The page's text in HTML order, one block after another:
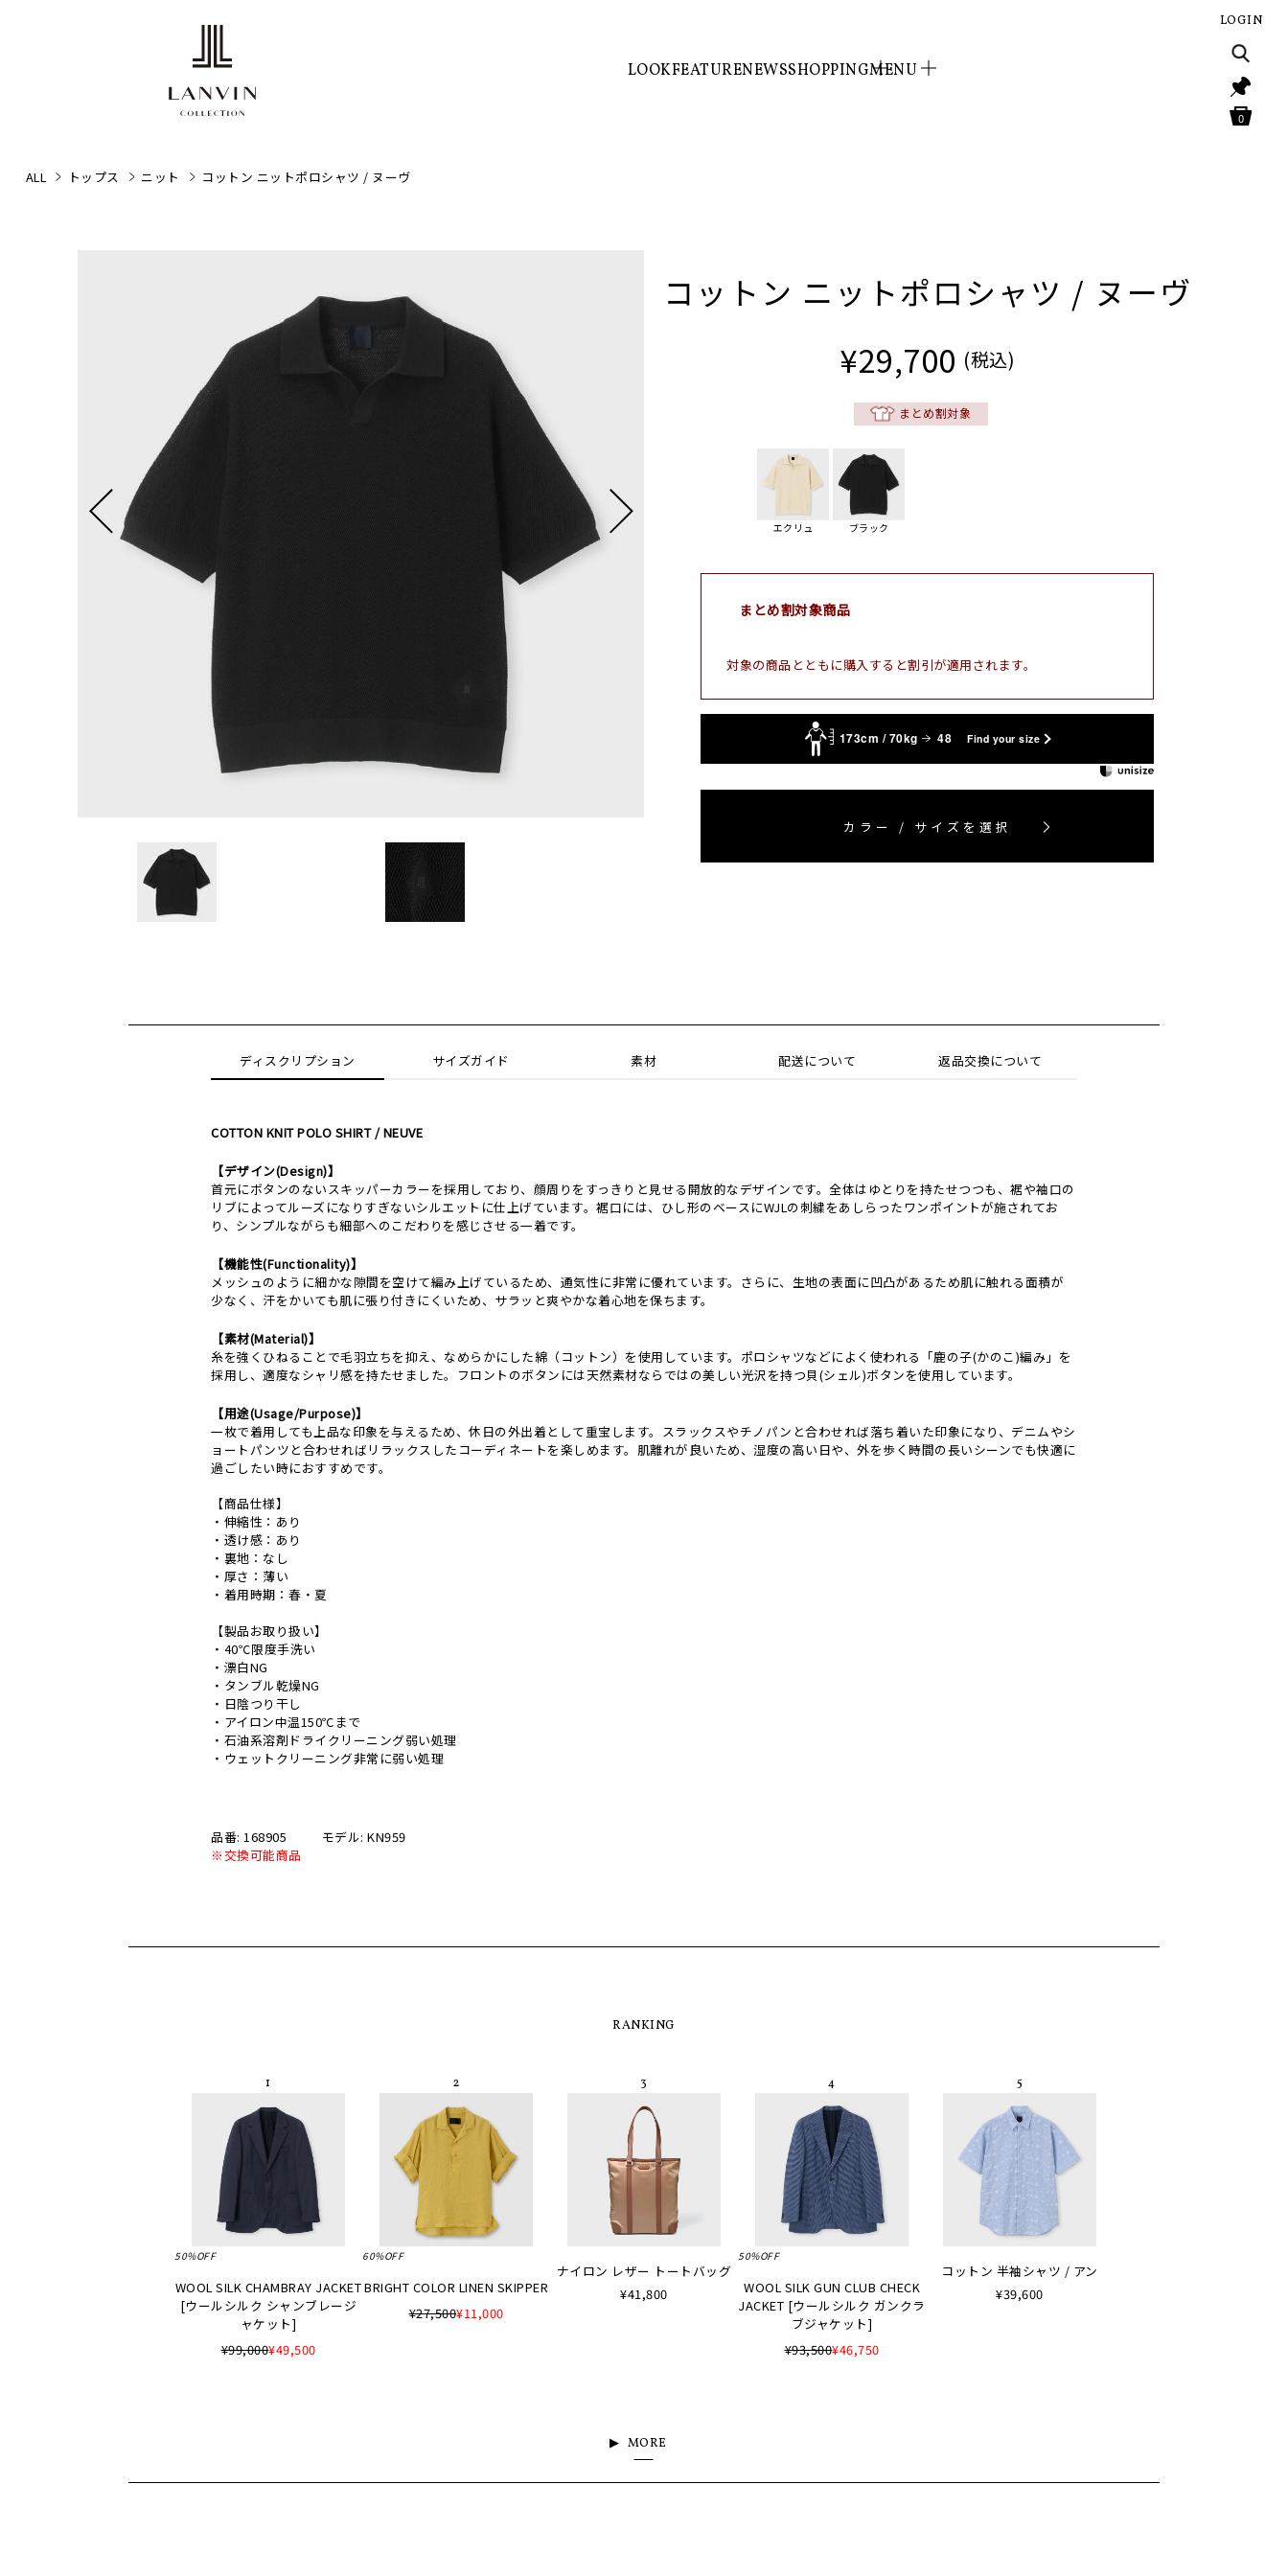
LOOKFEATURENEWSSHOPPINGMENU
LOGIN
0
ALL トップス ニット コットン ニットポロシャツ / ヌーヴ
コットン ニットポロシャツ / ヌーヴ
¥29,700 (税込)
まとめ割対象
エクリュ ブラック
まとめ割対象商品
対象の商品とともに購入すると割引が適用されます。
173cm / 70kg 48 Find your size
カラー / サイズを選択
ディスクリプション サイズガイド 素材 配送について 返品交換について
COTTON KNIT POLO SHIRT / NEUVE
【デザイン(Design)】
首元にボタンのないスキッパーカラーを採用しており、顔周りをすっきりと見せる開放的なデザインです。全体はゆとりを持たせつつも、裾や袖口の
リブによってルーズになりすぎないシルエットに仕上げています。裾口には、ひし形のベースにWJLの刺繍をあしらったワンポイントが施されてお
り、シンプルながらも細部へのこだわりを感じさせる一着です。
【機能性(Functionality)】
メッシュのように細かな隙間を空けて編み上げているため、通気性に非常に優れています。さらに、生地の表面に凹凸があるため肌に触れる面積が
少なく、汗をかいても肌に張り付きにくいため、サラッと爽やかな着心地を保ちます。
【素材(Material)】
糸を強くひねることで毛羽立ちを抑え、なめらかにした綿（コットン）を使用しています。ポロシャツなどによく使われる「鹿の子(かのこ)編み」を
採用し、適度なシャリ感を持たせました。フロントのボタンには天然素材ならではの美しい光沢を持つ貝(シェル)ボタンを使用しています。
【用途(Usage/Purpose)】
一枚で着用しても上品な印象を与えるため、休日の外出着として重宝します。スラックスやチノパンと合わせれば落ち着いた印象になり、デニムやシ
ョートパンツと合わせればリラックスしたコーディネートを楽しめます。肌離れが良いため、湿度の高い日や、外を歩く時間の長いシーンでも快適に
過ごしたい時におすすめです。
【商品仕様】
・伸縮性：あり
・透け感：あり
・裏地：なし
・厚さ：薄い
・着用時期：春・夏
【製品お取り扱い】
・40℃限度手洗い
・漂白NG
・タンブル乾燥NG
・日陰つり干し
・アイロン中温150℃まで
・石油系溶剤ドライクリーニング弱い処理
・ウェットクリーニング非常に弱い処理
品番: 168905
モデル: KN959
※交換可能商品
RANKING
50%OFF
WOOL SILK CHAMBRAY JACKET
[ウールシルク シャンブレージ
ャケット]
¥99,000¥49,500
60%OFF
BRIGHT COLOR LINEN SKIPPER
¥27,500¥11,000
ナイロン レザー トートバッグ
¥41,800
50%OFF
WOOL SILK GUN CLUB CHECK
JACKET [ウールシルク ガンクラ
ブジャケット]
¥93,500¥46,750
コットン 半袖シャツ / アン
¥39,600
MORE